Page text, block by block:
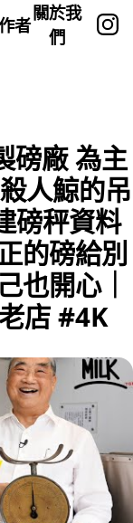
者
關於我
們
磅廠 為主
人鯨的吊
磅秤資料
的磅給別
也開心｜
店 #4K